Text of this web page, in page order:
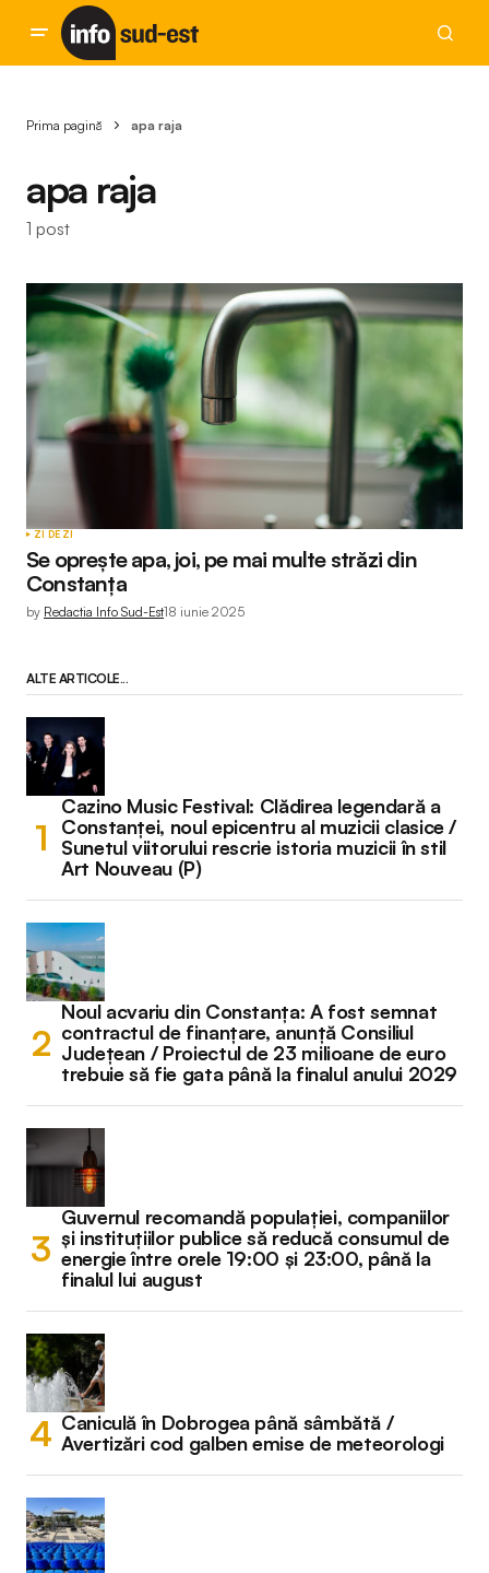
Prima pagină apa raja
apa raja
1 post
ZI DE ZI
Se oprește apa, joi, pe mai multe străzi din
Constanța
by Redactia Info Sud-Est18 iunie 2025
ALTE ARTICOLE...
Cazino Music Festival: Clădirea legendară a
Constanței, noul epicentru al muzicii clasice /
Sunetul viitorului rescrie istoria muzicii în stil
Art Nouveau (P)
Noul acvariu din Constanța: A fost semnat
contractul de finanțare, anunță Consiliul
Județean / Proiectul de 23 milioane de euro
trebuie să fie gata până la finalul anului 2029
Guvernul recomandă populației, companiilor
și instituțiilor publice să reducă consumul de
energie între orele 19:00 și 23:00, până la
finalul lui august
Caniculă în Dobrogea până sâmbătă /
Avertizări cod galben emise de meteorologi